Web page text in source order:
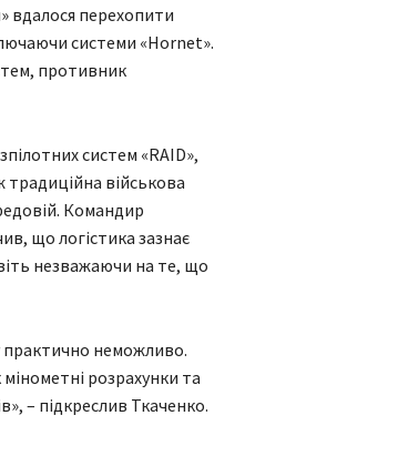
вдалося перехопити
системи «Hornet».
противник
систем «RAID»,
традиційна військова
Командир
що логістика зазнає
незважаючи на те, що
практично неможливо.
розрахунки та
– підкреслив Ткаченко.